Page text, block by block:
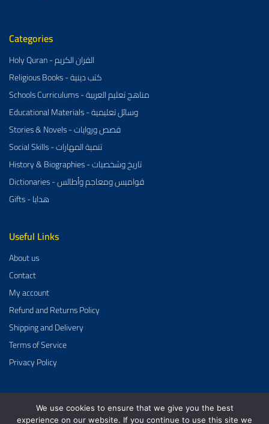
Categories
Holy Quran - القران الكريم
Religious Books - كتب دينية
Schools Curriculums - مناهج تعليم العربية
Educational Materials - وسائل تعليمية
Stories & Novels - قصص وروايات
Social Skills - تنمية المهارات
History & Biographies - تاريخ وشخصيات
Dictionaries - قواميس ومعاجم وأطالس
Gifts - هدايا
Useful Links
About us
Contact
My account
Refund and Returns Policy
Shipping and Delivery
Terms of Service
Privacy Policy
We use cookies to ensure that we give you the best
experience on our website. If you continue to use this site we